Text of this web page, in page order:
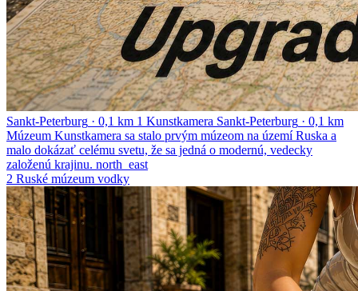
Sankt-Peterburg · 0,1 km 1 Kunstkamera Sankt-Peterburg · 0,1 km
Múzeum Kunstkamera sa stalo prvým múzeom na území Ruska a
malo dokázať celému svetu, že sa jedná o modernú, vedecky
založenú krajinu. north_east
2 Ruské múzeum vodky